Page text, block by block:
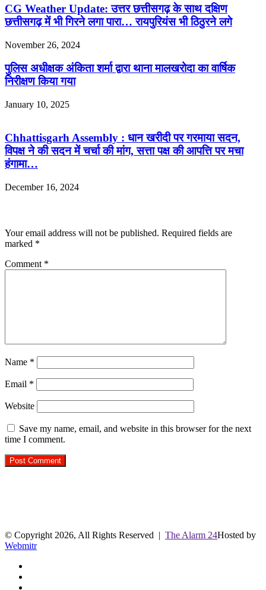
CG Weather Update: उत्तर छत्तीसगढ़ के साथ दक्षिण
छत्तीसगढ़ में भी गिरने लगा पारा… रायपुरियंस भी ठिठुरने लगे
November 26, 2024
पुलिस अधीक्षक अंकिता शर्मा द्वारा थाना मालखरोदा का वार्षिक
निरीक्षण किया गया
January 10, 2025
Chhattisgarh Assembly : धान खरीदी पर गरमाया सदन,
विपक्ष ने की सदन में चर्चा की मांग, सत्ता पक्ष की आपत्ति पर मचा
हंगामा…
December 16, 2024
Your email address will not be published. Required fields are
marked *
Comment *
Name *
Email *
Website
Save my name, email, and website in this browser for the next
time I comment.
© Copyright 2026, All Rights Reserved | The Alarm 24Hosted by
Webmitr